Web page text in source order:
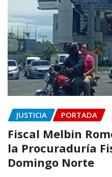
JUSTICIA PORTADA
Fiscal Melbin
la Procuraduría
Domingo Norte